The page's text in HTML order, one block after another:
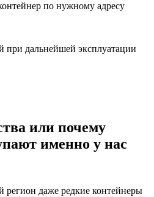
по нужному адресу
при дальнейшей эксплуатации
или почему
именно у нас
даже редкие контейнеры